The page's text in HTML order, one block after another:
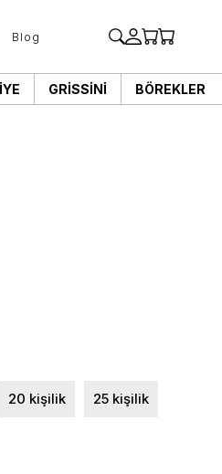
Blog
GRISSINI BÖREKLER
20 kişilik 25 kişilik